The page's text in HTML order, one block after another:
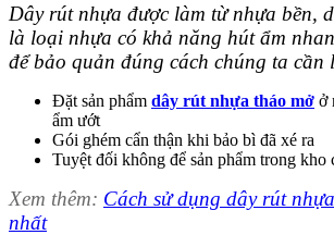
Dây rút nhựa được làm từ nhựa bền,
là loại nhựa có khả năng hút ẩm
để bảo quản đúng cách chúng ta cần
Đặt sản phẩm dây rút nhựa tháo mở ở
ẩm ướt
Gói ghém cẩn thận khi bảo bì đã xé ra
Tuyệt đối không để sản phẩm trong kho
Xem thêm: Cách sử dụng dây rút
nhất